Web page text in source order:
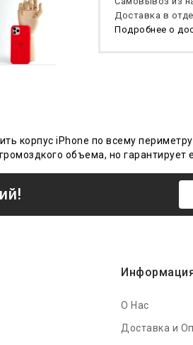
Доставка в
Подробнее о
корпус iPhone по всему
объема, но гарантирует
О Нас
Доставка и